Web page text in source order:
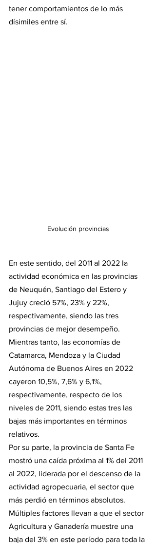
tener comportamientos de lo más
dísimiles entre sí.
Evolución provincias
En este sentido, del 2011 al 2022 la
actividad económica en las provincias
de Neuquén, Santiago del Estero y
Jujuy creció 57%, 23% y 22%,
respectivamente, siendo las tres
provincias de mejor desempeño.
Mientras tanto, las economías de
Catamarca, Mendoza y la Ciudad
Autónoma de Buenos Aires en 2022
cayeron 10,5%, 7,6% y 6,1%,
respectivamente, respecto de los
niveles de 2011, siendo estas tres las
bajas más importantes en términos
relativos.
Por su parte, la provincia de Santa Fe
mostró una caída próxima al 1% del 2011
al 2022, liderada por el descenso de la
actividad agropecuaria, el sector que
más perdió en términos absolutos.
Múltiples factores llevan a que el sector
Agricultura y Ganadería muestre una
baja del 3% en este período para toda la